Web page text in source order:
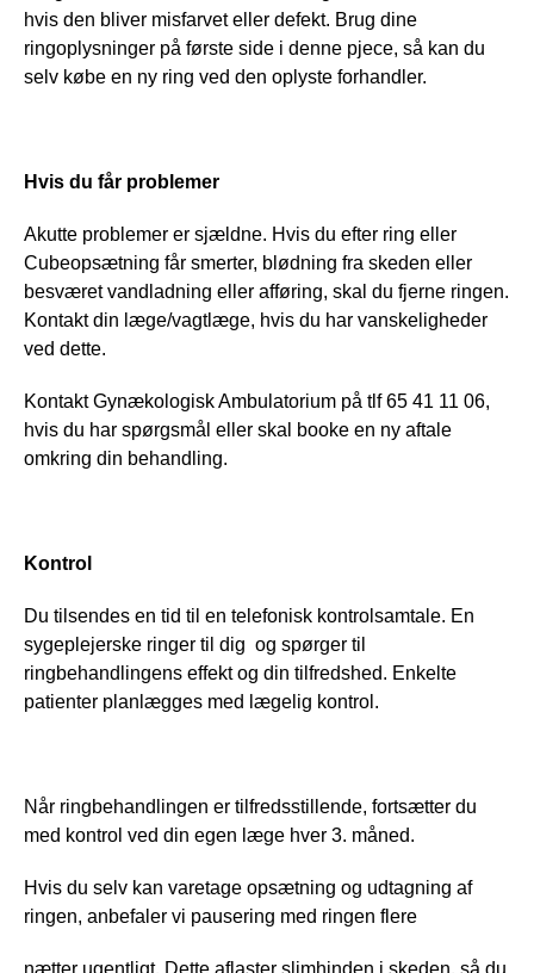
hvis den bliver misfarvet eller defekt. Brug dine
ringoplysninger på første side i denne pjece, så kan du
selv købe en ny ring ved den oplyste forhandler.
Hvis du får problemer
Akutte problemer er sjældne. Hvis du efter ring eller
Cubeopsætning får smerter, blødning fra skeden eller
besværet vandladning eller afføring, skal du fjerne ringen.
Kontakt din læge/vagtlæge, hvis du har vanskeligheder
ved dette.
Kontakt Gynækologisk Ambulatorium på tlf 65 41 11 06,
hvis du har spørgsmål eller skal booke en ny aftale
omkring din behandling.
Kontrol
Du tilsendes en tid til en telefonisk kontrolsamtale. En
sygeplejerske ringer til dig  og spørger til
ringbehandlingens effekt og din tilfredshed. Enkelte
patienter planlægges med lægelig kontrol.
Når ringbehandlingen er tilfredsstillende, fortsætter du
med kontrol ved din egen læge hver 3. måned.
Hvis du selv kan varetage opsætning og udtagning af
ringen, anbefaler vi pausering med ringen flere